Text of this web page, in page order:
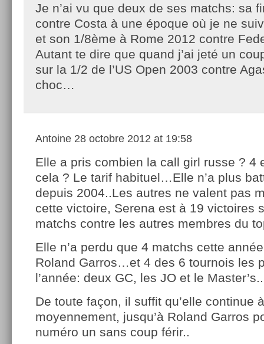
Je n’ai vu que deux de ses matchs: sa
contre Costa à une époque où je ne
et son 1/8ème à Rome 2012 contre
Autant te dire que quand j’ai jeté un
sur la 1/2 de l’US Open 2003 contre
choc…
Antoine 28 octobre 2012 at 19:58
Elle a pris combien la call girl russe ? 4
cela ? Le tarif habituel…Elle n’a plus
depuis 2004..Les autres ne valent pas
cette victoire, Serena est à 19 victoires
matchs contre les autres membres du
Elle n’a perdu que 4 matchs cette
Roland Garros…et 4 des 6 tournois les
l’année: deux GC, les JO et le Master’s..
De toute façon, il suffit qu’elle continue
moyennement, jusqu’à Roland Garros
numéro un sans coup férir..